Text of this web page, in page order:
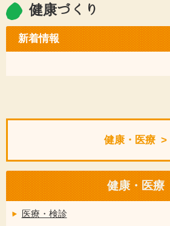
健康づくり
新着情報
健康・医療
健康・医療
医療・検診